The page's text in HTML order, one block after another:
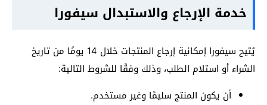
خدمة الإرجاع والاستبدال سيفورا
يُتيح سيفورا إمكانية إرجاع المنتجات خلال 14 يومًا من تاريخ
الشراء أو استلام الطلب، وذلك وفقًا للشروط التالية:
أن يكون المنتج سليمًا وغير مستخدم.